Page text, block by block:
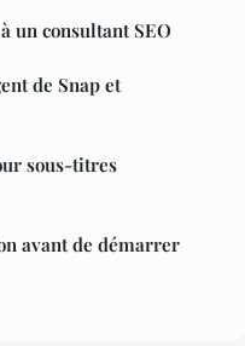
un consultant SEO
de Snap et
sous-titres
avant de démarrer